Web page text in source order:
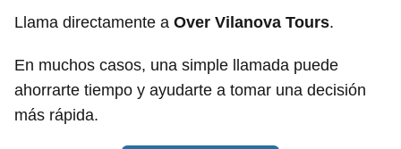
Llama directamente a Over Vilanova Tours.
En muchos casos, una simple llamada puede
ahorrarte tiempo y ayudarte a tomar una decisión
más rápida.